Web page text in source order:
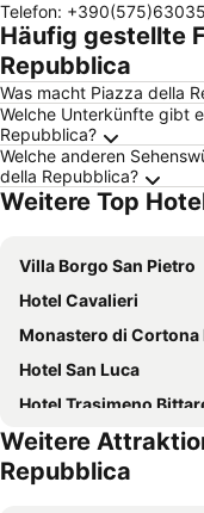
Telefon:
Häufig gestellte
Repubblica
Was macht Piazza della
Welche Unterkünfte gibt
Repubblica?
Welche anderen
della Repubblica?
Weitere Top
Villa Borgo San Pietro
Hotel Cavalieri
Monastero di Cortona
Hotel San Luca
Hotel Trasimeno
Locanda Agli Amici
Locanda Del Molino
Weitere
Repubblica